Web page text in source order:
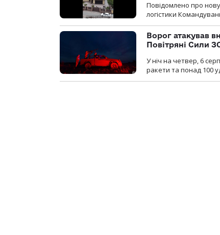
Повідомлено про
логістики
Ворог атакував
Повітряні Сили
У ніч на четвер, 6
ракети та понад 100